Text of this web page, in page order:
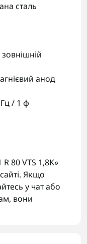
сталь
анод
/ 1 ф
80 VTS 1,8K»
Якщо
у чат або
вони